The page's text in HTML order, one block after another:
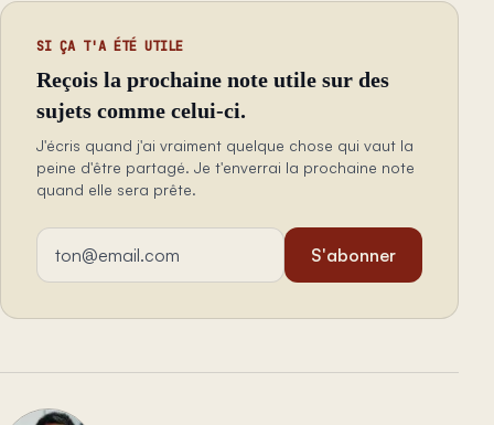
SI ÇA T'A ÉTÉ UTILE
Reçois la prochaine note utile sur des
sujets comme celui-ci.
J'écris quand j'ai vraiment quelque chose qui vaut la
peine d'être partagé. Je t'enverrai la prochaine note
quand elle sera prête.
Adresse email
S'abonner